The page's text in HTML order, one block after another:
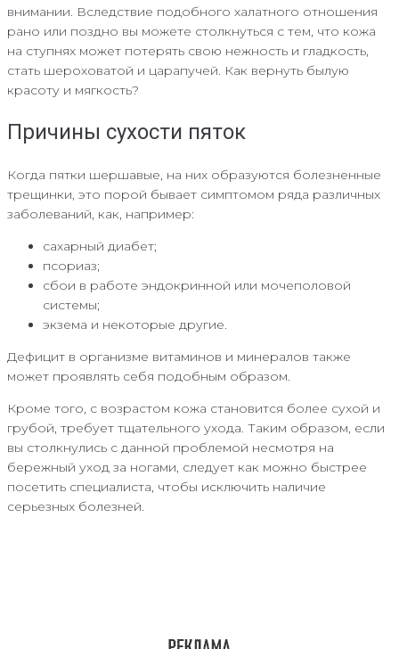
внимании. Вследствие подобного халатного отношения
рано или поздно вы можете столкнуться с тем, что кожа
на ступнях может потерять свою нежность и гладкость,
стать шероховатой и царапучей. Как вернуть былую
красоту и мягкость?
Причины сухости пяток
Когда пятки шершавые, на них образуются болезненные
трещинки, это порой бывает симптомом ряда различных
заболеваний, как, например:
сахарный диабет;
псориаз;
сбои в работе эндокринной или мочеполовой
системы;
экзема и некоторые другие.
Дефицит в организме витаминов и минералов также
может проявлять себя подобным образом.
Кроме того, с возрастом кожа становится более сухой и
грубой, требует тщательного ухода. Таким образом, если
вы столкнулись с данной проблемой несмотря на
бережный уход за ногами, следует как можно быстрее
посетить специалиста, чтобы исключить наличие
серьезных болезней.